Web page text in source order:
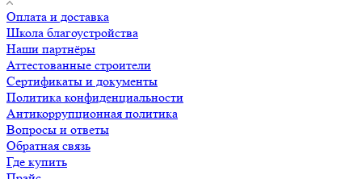
Оплата и доставка
Школа благоустройства
Наши партнёры
Аттестованные строители
Сертификаты и документы
Политика конфиденциальности
Антикоррупционная политика
Вопросы и ответы
Обратная связь
Где купить